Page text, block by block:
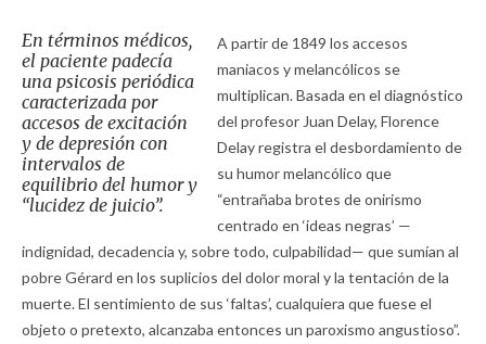
En términos médicos,
el paciente padecía
una psicosis periódica
caracterizada por
accesos de excitación
y de depresión con
intervalos de
equilibrio del humor y
“lucidez de juicio”.
A partir de 1849 los accesos
maniacos y melancólicos se
multiplican. Basada en el diagnóstico
del profesor Juan Delay, Florence
Delay registra el desbordamiento de
su humor melancólico que
“entrañaba brotes de onirismo
centrado en ‘ideas negras’ —
indignidad, decadencia y, sobre todo, culpabilidad— que sumían al
pobre Gérard en los suplicios del dolor moral y la tentación de la
muerte. El sentimiento de sus ‘faltas’, cualquiera que fuese el
objeto o pretexto, alcanzaba entonces un paroxismo angustioso”.